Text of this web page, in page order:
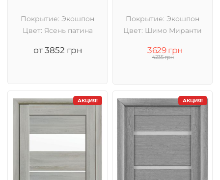
Покрытие: Экошпон
Цвет: Ясень патина
от 3852 грн
Покрытие: Экошпон
Цвет: Шимо Миранти
3629 грн
4235 грн
АКЦИЯ! АКЦИЯ!